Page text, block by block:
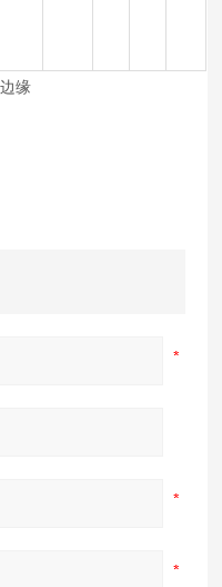
缘